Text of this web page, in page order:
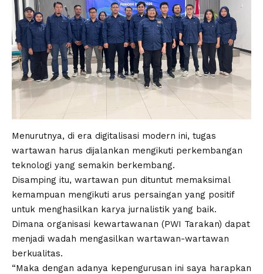
Menurutnya, di era digitalisasi modern ini, tugas
wartawan harus dijalankan mengikuti perkembangan
teknologi yang semakin berkembang.
Disamping itu, wartawan pun dituntut memaksimal
kemampuan mengikuti arus persaingan yang positif
untuk menghasilkan karya jurnalistik yang baik.
Dimana organisasi kewartawanan (PWI Tarakan) dapat
menjadi wadah mengasilkan wartawan-wartawan
berkualitas.
“Maka dengan adanya kepengurusan ini saya harapkan